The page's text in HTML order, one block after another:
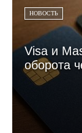
НОВОСТЬ
Visa и
оборота